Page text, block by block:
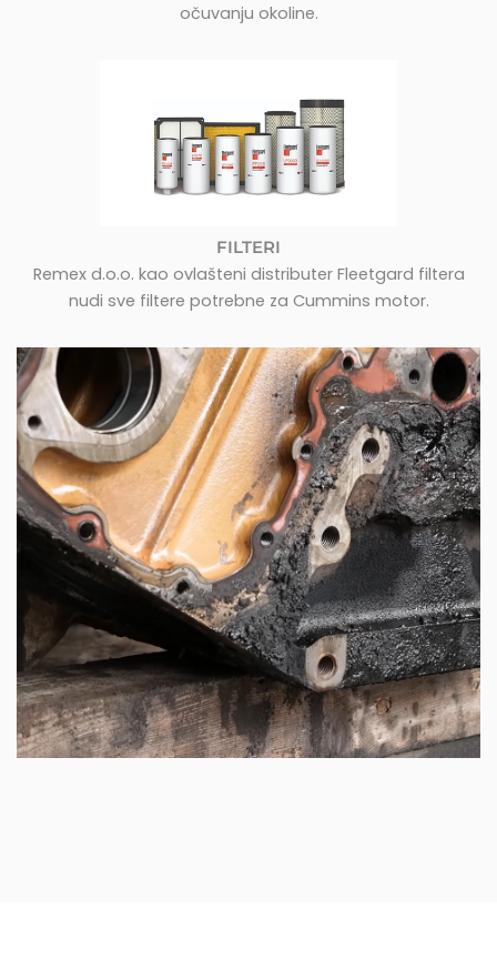
očuvanju okoline.
FILTERI
Remex d.o.o. kao ovlašteni distributer Fleetgard filtera
nudi sve filtere potrebne za Cummins motor.